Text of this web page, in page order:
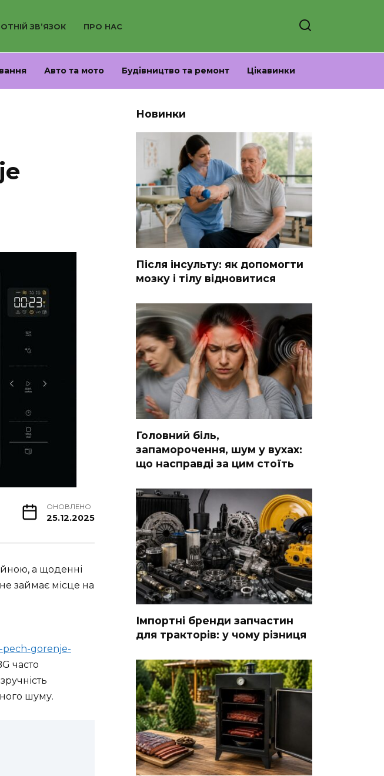
ЗВ’ЯЗОК ПРО НАС
Авто та мото Будівництво та ремонт Цікавинки
ОНОВЛЕНО
25.12.2025
а щоденні
займає місце на
pech-gorenje-
часто
шуму.
Новинки
Після інсульту: як допомогти
мозку і тілу відновитися
Головний біль,
запаморочення, шум у вухах:
що насправді за цим стоїть
Імпортні бренди запчастин
для тракторів: у чому різниця